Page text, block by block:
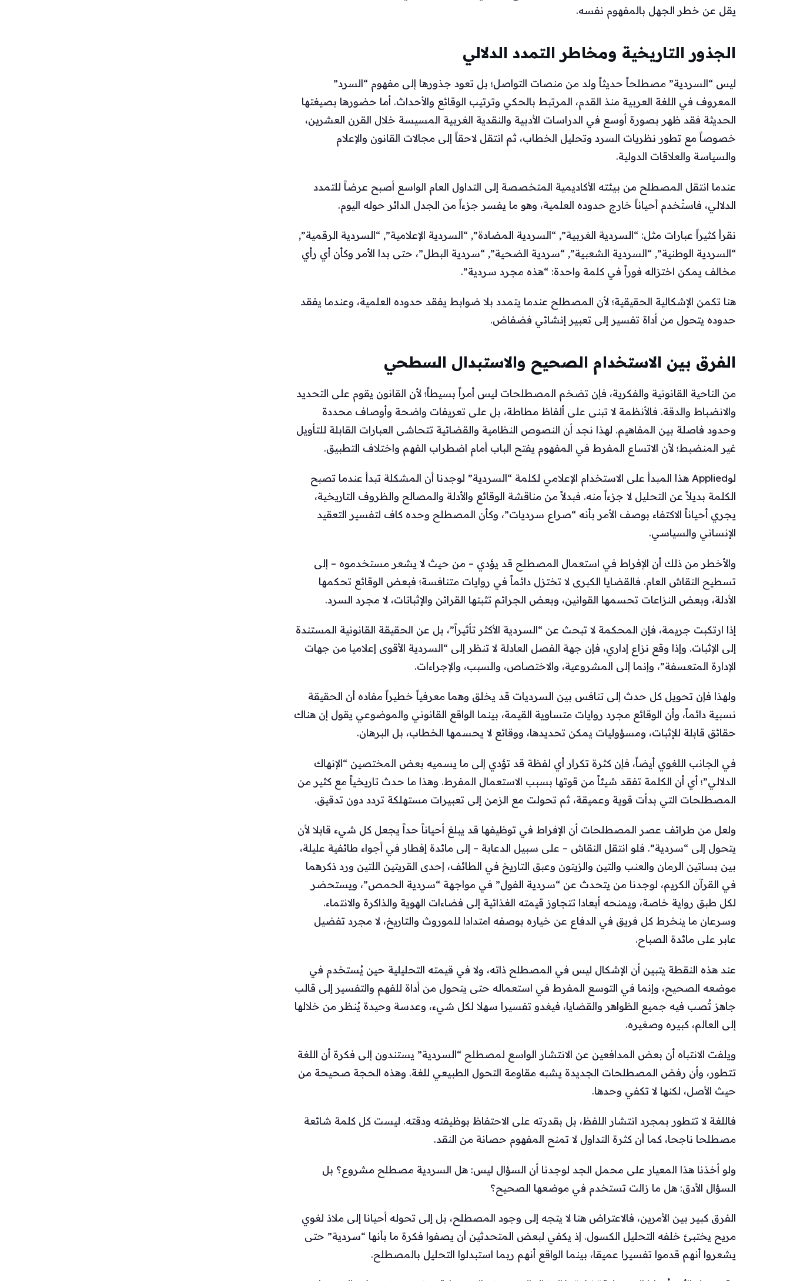
يقل عن خطر الجهل بالمفهوم نفسه.
الجذور التاريخية ومخاطر التمدد الدلالي
ليس “السردية” مصطلحاً حديثاً ولد من منصات التواصل؛ بل تعود جذورها إلى مفهوم “السرد”
المعروف في اللغة العربية منذ القدم، المرتبط بالحكي وترتيب الوقائع والأحداث. أما حضورها بصيغتها
الحديثة فقد ظهر بصورة أوسع في الدراسات الأدبية والنقدية الغربية المسيسة خلال القرن العشرين،
خصوصاً مع تطور نظريات السرد وتحليل الخطاب، ثم انتقل لاحقاً إلى مجالات القانون والإعلام
والسياسة والعلاقات الدولية.
عندما انتقل المصطلح من بيئته الأكاديمية المتخصصة إلى التداول العام الواسع أصبح عرضاً للتمدد
الدلالي، فاستُخدم أحياناً خارج حدوده العلمية، وهو ما يفسر جزءاً من الجدل الدائر حوله اليوم.
نقرأ كثيراً عبارات مثل: “السردية الغربية”, “السردية المضادة”, “السردية الإعلامية”, “السردية الرقمية”,
“السردية الوطنية”, “السردية الشعبية”, “سردية الضحية”, “سردية البطل”، حتى بدا الأمر وكأن أي رأي
مخالف يمكن اختزاله فوراً في كلمة واحدة: “هذه مجرد سردية”.
هنا تكمن الإشكالية الحقيقية؛ لأن المصطلح عندما يتمدد بلا ضوابط يفقد حدوده العلمية، وعندما يفقد
حدوده يتحول من أداة تفسير إلى تعبير إنشائي فضفاض.
الفرق بين الاستخدام الصحيح والاستبدال السطحي
من الناحية القانونية والفكرية، فإن تضخم المصطلحات ليس أمراً بسيطاً؛ لأن القانون يقوم على التحديد
والانضباط والدقة. فالأنظمة لا تبنى على ألفاظ مطاطة، بل على تعريفات واضحة وأوصاف محددة
وحدود فاصلة بين المفاهيم. لهذا نجد أن النصوص النظامية والقضائية تتحاشى العبارات القابلة للتأويل
غير المنضبط؛ لأن الاتساع المفرط في المفهوم يفتح الباب أمام اضطراب الفهم واختلاف التطبيق.
لوApplied هذا المبدأ على الاستخدام الإعلامي لكلمة “السردية” لوجدنا أن المشكلة تبدأ عندما تصبح
الكلمة بديلاً عن التحليل لا جزءاً منه. فبدلاً من مناقشة الوقائع والأدلة والمصالح والظروف التاريخية،
يجري أحياناً الاكتفاء بوصف الأمر بأنه “صراع سرديات”، وكأن المصطلح وحده كاف لتفسير التعقيد
الإنساني والسياسي.
والأخطر من ذلك أن الإفراط في استعمال المصطلح قد يؤدي – من حيث لا يشعر مستخدموه – إلى
تسطيح النقاش العام. فالقضايا الكبرى لا تختزل دائماً في روايات متنافسة؛ فبعض الوقائع تحكمها
الأدلة، وبعض النزاعات تحسمها القوانين، وبعض الجرائم تثبتها القرائن والإثباتات، لا مجرد السرد.
إذا ارتكبت جريمة، فإن المحكمة لا تبحث عن “السردية الأكثر تأثيراً”، بل عن الحقيقة القانونية المستندة
إلى الإثبات. وإذا وقع نزاع إداري، فإن جهة الفصل العادلة لا تنظر إلى “السردية الأقوى إعلاميا من جهات
الإدارة المتعسفة”، وإنما إلى المشروعية، والاختصاص، والسبب، والإجراءات.
ولهذا فإن تحويل كل حدث إلى تنافس بين السرديات قد يخلق وهما معرفياً خطيراً مفاده أن الحقيقة
نسبية دائماً، وأن الوقائع مجرد روايات متساوية القيمة، بينما الواقع القانوني والموضوعي يقول إن هناك
حقائق قابلة للإثبات، ومسؤوليات يمكن تحديدها، ووقائع لا يحسمها الخطاب، بل البرهان.
في الجانب اللغوي أيضاً، فإن كثرة تكرار أي لفظة قد تؤدي إلى ما يسميه بعض المختصين “الإنهاك
الدلالي”؛ أي أن الكلمة تفقد شيئاً من قوتها بسبب الاستعمال المفرط. وهذا ما حدث تاريخياً مع كثير من
المصطلحات التي بدأت قوية وعميقة، ثم تحولت مع الزمن إلى تعبيرات مستهلكة تردد دون تدقيق.
ولعل من طرائف عصر المصطلحات أن الإفراط في توظيفها قد يبلغ أحياناً حداً يجعل كل شيء قابلا لأن
يتحول إلى “سردية”. فلو انتقل النقاش – على سبيل الدعابة – إلى مائدة إفطار في أجواء طائفية عليلة،
بين بساتين الرمان والعنب والتين والزيتون وعبق التاريخ في الطائف، إحدى القريتين اللتين ورد ذكرهما
في القرآن الكريم، لوجدنا من يتحدث عن “سردية الفول” في مواجهة “سردية الحمص”، ويستحضر
لكل طبق رواية خاصة، ويمنحه أبعادا تتجاوز قيمته الغذائية إلى فضاءات الهوية والذاكرة والانتماء.
وسرعان ما ينخرط كل فريق في الدفاع عن خياره بوصفه امتدادا للموروث والتاريخ، لا مجرد تفضيل
عابر على مائدة الصباح.
عند هذه النقطة يتبين أن الإشكال ليس في المصطلح ذاته، ولا في قيمته التحليلية حين يُستخدم في
موضعه الصحيح، وإنما في التوسع المفرط في استعماله حتى يتحول من أداة للفهم والتفسير إلى قالب
جاهز تُصب فيه جميع الظواهر والقضايا، فيغدو تفسيرا سهلا لكل شيء، وعدسة وحيدة يُنظر من خلالها
إلى العالم، كبيره وصغيره.
ويلفت الانتباه أن بعض المدافعين عن الانتشار الواسع لمصطلح “السردية” يستندون إلى فكرة أن اللغة
تتطور، وأن رفض المصطلحات الجديدة يشبه مقاومة التحول الطبيعي للغة. وهذه الحجة صحيحة من
حيث الأصل، لكنها لا تكفي وحدها.
فاللغة لا تتطور بمجرد انتشار اللفظ، بل بقدرته على الاحتفاظ بوظيفته ودقته. ليست كل كلمة شائعة
مصطلحا ناجحا، كما أن كثرة التداول لا تمنح المفهوم حصانة من النقد.
ولو أخذنا هذا المعيار على محمل الجد لوجدنا أن السؤال ليس: هل السردية مصطلح مشروع؟ بل
السؤال الأدق: هل ما زالت تستخدم في موضعها الصحيح؟
الفرق كبير بين الأمرين، فالاعتراض هنا لا يتجه إلى وجود المصطلح، بل إلى تحوله أحيانا إلى ملاذ لغوي
مريح يختبئ خلفه التحليل الكسول. إذ يكفي لبعض المتحدثين أن يصفوا فكرة ما بأنها “سردية” حتى
يشعروا أنهم قدموا تفسيرا عميقا، بينما الواقع أنهم ربما استبدلوا التحليل بالمصطلح.